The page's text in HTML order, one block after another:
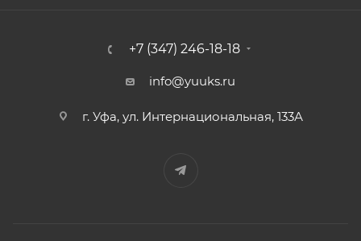
+7 (347) 246-18-18
info@yuuks.ru
г. Уфа, ул. Интернациональная, 133А